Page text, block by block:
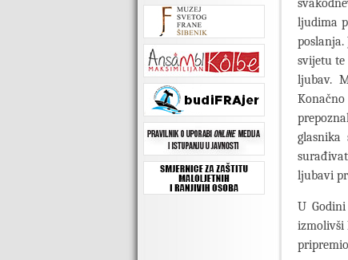
ljudima
poslanja.
svijetu
ljubav.
ljubavi
U
izmolivši